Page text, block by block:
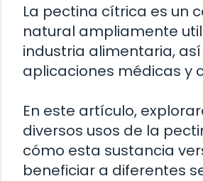
La pectina cítrica es un
natural ampliamente
industria alimentaria,
aplicaciones médicas y
En este artículo,
diversos usos de la
cómo esta sustancia
beneficiar a diferentes